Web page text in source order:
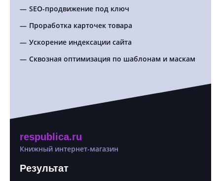
SEO-продвижение под ключ
Проработка карточек товара
Ускорение индексации сайта
Сквозная оптимизация по шаблонам и маскам
respublica.ru
Книжный интернет-магазин
Результат